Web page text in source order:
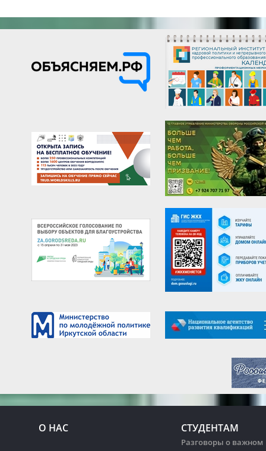
О НАС СТУДЕНТАМ
Разговоры о важном